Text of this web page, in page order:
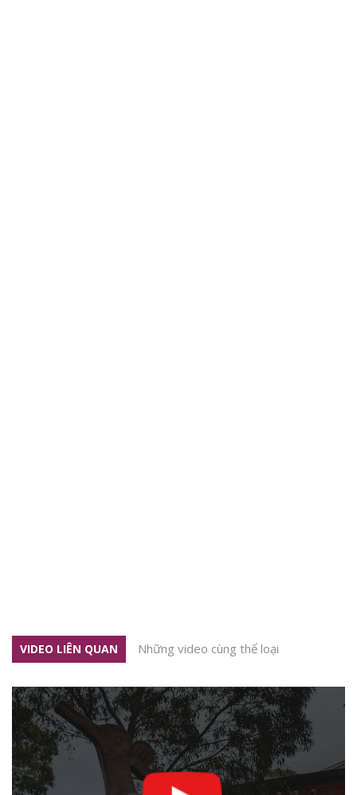
VIDEO LIÊN QUAN Những video cùng thể loại